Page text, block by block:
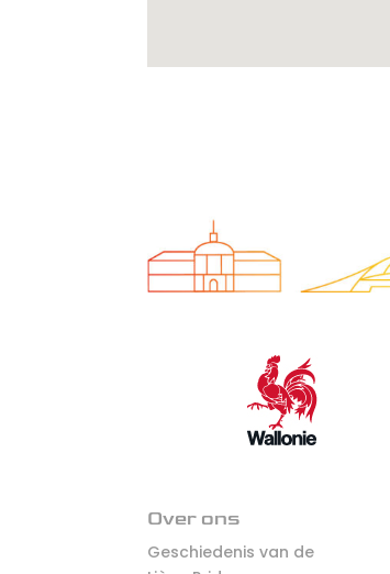
Over ons
Geschiedenis van de